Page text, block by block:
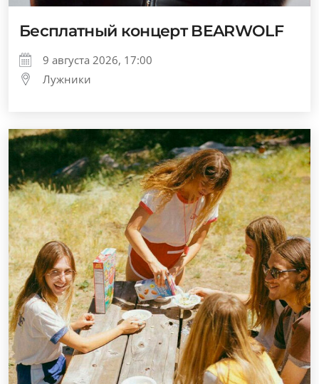
Бесплатный концерт BEARWOLF
9 августа 2026, 17:00
Лужники